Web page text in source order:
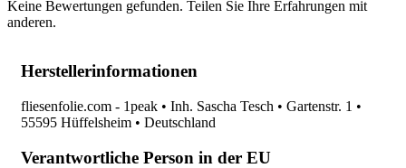
Keine Bewertungen gefunden. Teilen Sie Ihre Erfahrungen mit
anderen.
Herstellerinformationen
fliesenfolie.com - 1peak • Inh. Sascha Tesch • Gartenstr. 1 •
55595 Hüffelsheim • Deutschland
Verantwortliche Person in der EU